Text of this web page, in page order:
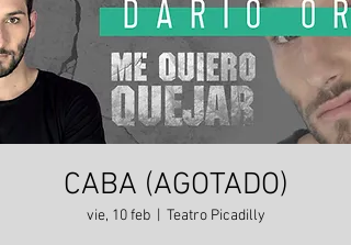
CABA (AGOTADO)
vie, 10 feb
  |
Teatro Picadilly